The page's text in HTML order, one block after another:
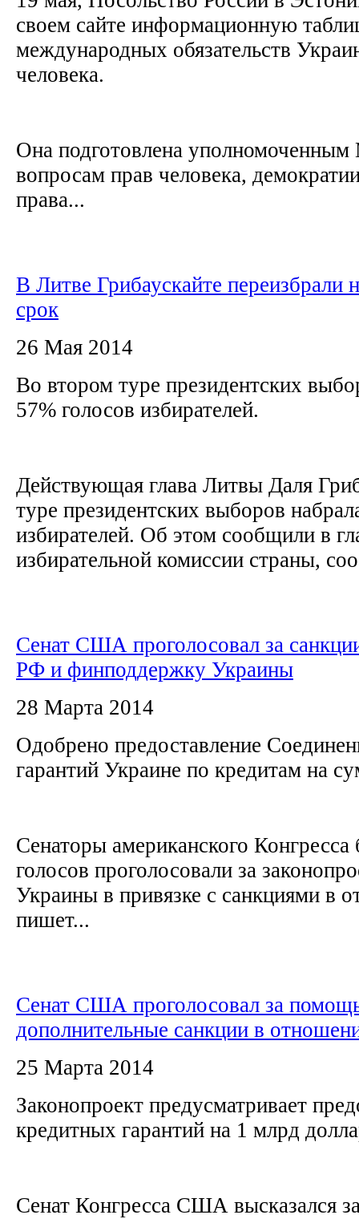
своем сайте информационную
международных обязательств
человека.
Она подготовлена
вопросам прав человека,
права...
В Литве Грибаускайте переизбрали
срок
26 Мая 2014
Во втором туре президентских
57% голосов избирателей.
Действующая глава Литвы Даля
туре президентских выборов
избирателей. Об этом сообщили в
избирательной комиссии страны,
Сенат США проголосовал за
РФ и финподдержку Украины
28 Марта 2014
Одобрено предоставление
гарантий Украине по кредитам на
Сенаторы американского
голосов проголосовали за
Украины в привязке с санкциями в
пишет...
Сенат США проголосовал за
дополнительные санкции в
25 Марта 2014
Законопроект предусматривает
кредитных гарантий на 1 млрд
Сенат Конгресса США высказался